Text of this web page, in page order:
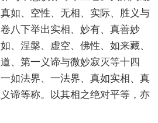
如、空性、无相、实际、胜义与
八下举出实相、妙有、真善妙
、 涅槃、虚空、佛性、如来藏、
、第一义谛与微妙寂灭等十四
如法界、一法界、真如实相、真
谛等称。以其相之绝对平等，亦